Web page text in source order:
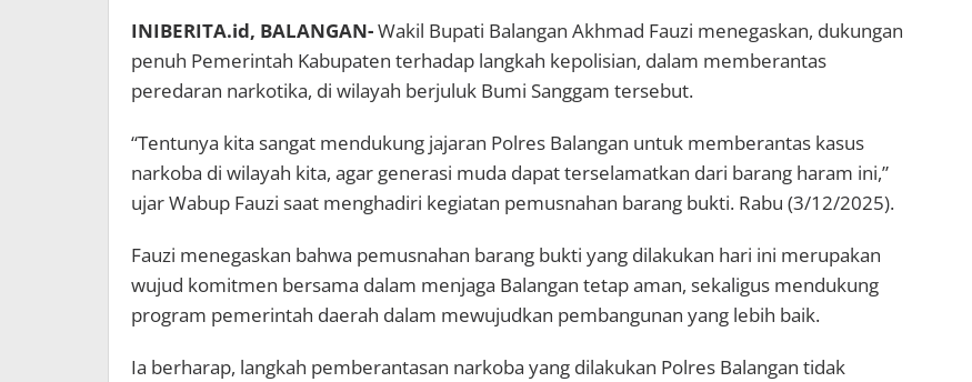
INIBERITA.id, BALANGAN-Wakil Bupati Balangan Akhmad Fauzi menegaskan, dukungan
penuh Pemerintah Kabupaten terhadap langkah kepolisian, dalam memberantas
peredaran narkotika, di wilayah berjuluk Bumi Sanggam tersebut.
“Tentunya kita sangat mendukung jajaran Polres Balangan untuk memberantas kasus
narkoba di wilayah kita, agar generasi muda dapat terselamatkan dari barang haram ini,”
ujar Wabup Fauzi saat menghadiri kegiatan pemusnahan barang bukti. Rabu (3/12/2025).
Fauzi menegaskan bahwa pemusnahan barang bukti yang dilakukan hari ini merupakan
wujud komitmen bersama dalam menjaga Balangan tetap aman, sekaligus mendukung
program pemerintah daerah dalam mewujudkan pembangunan yang lebih baik.
Ia berharap, langkah pemberantasan narkoba yang dilakukan Polres Balangan tidak